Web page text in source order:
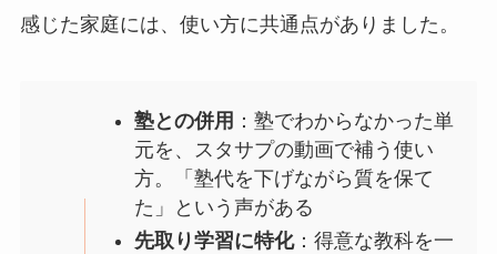
感じた家庭には、使い方に共通点がありました。
塾との併用 ：塾でわからなかった単
元を、スタサプの動画で補う使い
方。「塾代を下げながら質を保て
た」という声がある
先取り学習に特化：得意な教科を一